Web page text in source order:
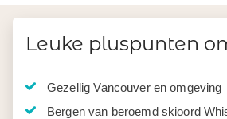
Leuke pluspunten
Gezellig Vancouver en omgeving
Bergen van beroemd skioord